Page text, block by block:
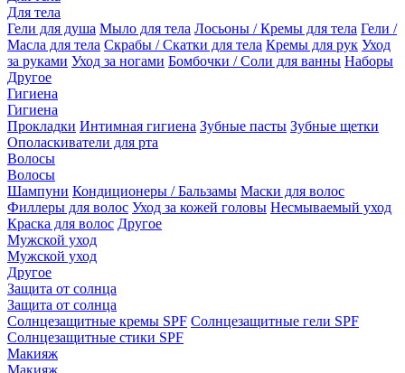
Для тела
Гели для душа Мыло для тела Лосьоны / Кремы для тела Гели /
Масла для тела Скрабы / Скатки для тела Кремы для рук Уход
за руками Уход за ногами Бомбочки / Соли для ванны Наборы
Другое
Гигиена
Гигиена
Прокладки Интимная гигиена Зубные пасты Зубные щетки
Ополаскиватели для рта
Волосы
Волосы
Шампуни Кондиционеры / Бальзамы Маски для волос
Филлеры для волос Уход за кожей головы Несмываемый уход
Краска для волос Другое
Мужской уход
Мужской уход
Другое
Защита от солнца
Защита от солнца
Солнцезащитные кремы SPF Солнцезащитные гели SPF
Солнцезащитные стики SPF
Макияж
Макияж